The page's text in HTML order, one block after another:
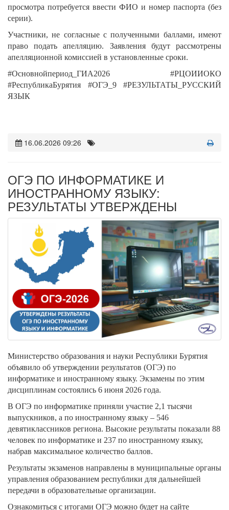
просмотра потребуется ввести ФИО и номер паспорта (без
серии).
Участники, не согласные с полученными баллами, имеют
право подать апелляцию. Заявления будут рассмотрены
апелляционной комиссией в установленные сроки.
#Основнойпериод_ГИА2026 #РЦОИИОКО
#РеспубликаБурятия #ОГЭ_9 #РЕЗУЛЬТАТЫ_РУССКИЙ
ЯЗЫК
16.06.2026 09:26
ОГЭ ПО ИНФОРМАТИКЕ И
ИНОСТРАННОМУ ЯЗЫКУ:
РЕЗУЛЬТАТЫ УТВЕРЖДЕНЫ
Министерство образования и науки Республики Бурятия
объявило об утверждении результатов (ОГЭ) по
информатике и иностранному языку. Экзамены по этим
дисциплинам состоялись 6 июня 2026 года.
В ОГЭ по информатике приняли участие 2,1 тысячи
выпускников, а по иностранному языку – 546
девятиклассников региона. Высокие результаты показали 88
человек по информатике и 237 по иностранному языку,
набрав максимальное количество баллов.
Результаты экзаменов направлены в муниципальные органы
управления образованием республики для дальнейшей
передачи в образовательные организации.
Ознакомиться с итогами ОГЭ можно будет на сайте